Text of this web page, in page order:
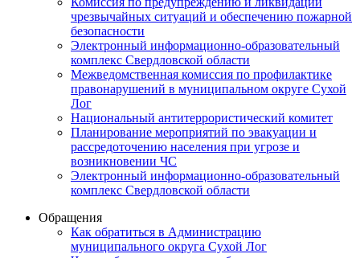
чрезвычайных ситуаций и обеспечению пожарной
безопасности
Электронный информационно-образовательный
комплекс Cвердловской области
Межведомственная комиссия по профилактике
правонарушений в муниципальном округе Сухой
Лог
Национальный антитеррористический комитет
Планирование мероприятий по эвакуации и
рассредоточению населения при угрозе и
возникновении ЧС
Электронный информационно-образовательный
комплекс Свердловской области
Обращения
Как обратиться в Администрацию
муниципального округа Сухой Лог